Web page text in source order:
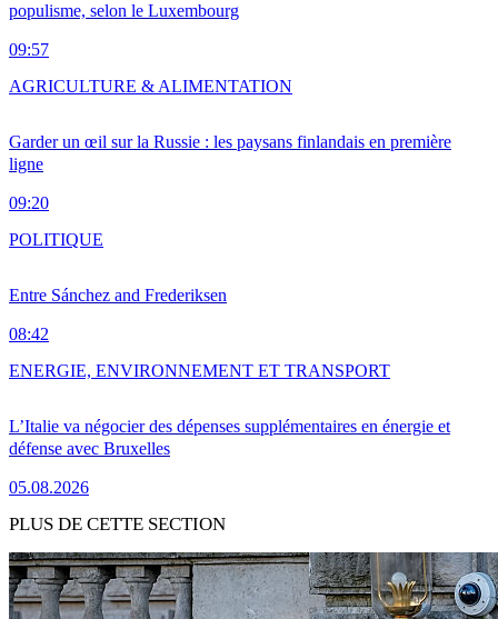
populisme, selon le Luxembourg
09:57
Garder un œil sur la Russie : les paysans finlandais en première
ligne
09:20
AGRICULTURE & ALIMENTATION
Entre Sánchez and Frederiksen
08:42
POLITIQUE
L’Italie va négocier des dépenses supplémentaires en énergie et
défense avec Bruxelles
05.08.2026
ENERGIE, ENVIRONNEMENT ET TRANSPORT
PLUS DE CETTE SECTION